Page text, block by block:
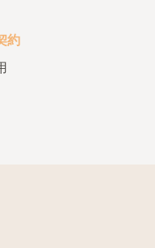
約